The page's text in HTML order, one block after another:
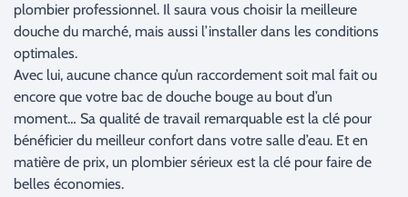
plombier professionnel. Il saura vous choisir la meilleure
douche du marché, mais aussi l’installer dans les conditions
optimales.
Avec lui, aucune chance qu’un raccordement soit mal fait ou
encore que votre bac de douche bouge au bout d’un
moment… Sa qualité de travail remarquable est la clé pour
bénéficier du meilleur confort dans votre salle d’eau. Et en
matière de prix, un plombier sérieux est la clé pour faire de
belles économies.